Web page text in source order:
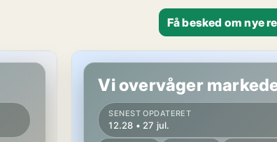
Få besked om nye
Restaurant i Silkeborg
Vi overvåger
SENEST OPDATERET
12.28 • 27 jul.